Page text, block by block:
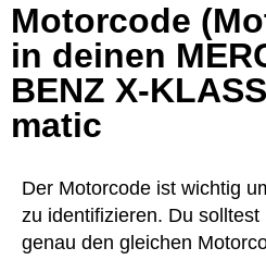
Motorcode
in deinen
BENZ X-
matic
Der Motorcode ist wichtig
zu identifizieren. Du
genau den gleichen